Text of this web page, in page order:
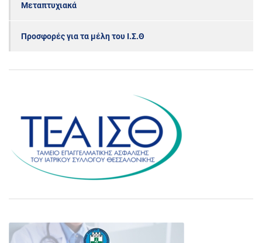
Μεταπτυχιακά
Προσφορές για τα μέλη του Ι.Σ.Θ